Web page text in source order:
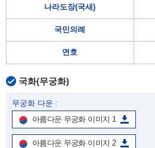
나라도장(국새)
국민의례
연호
국화(무궁화)
무궁화 다운 :
아름다운 무궁화 이미지 1
아름다운 무궁화 이미지 2